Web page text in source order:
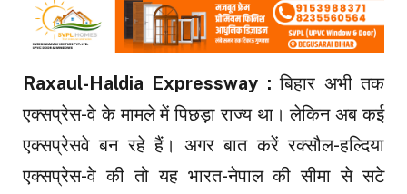
Raxaul-Haldia Expressway :बिहार अभी तक
एक्सप्रेस-वे के मामले में पिछड़ा राज्य था। लेकिन अब कई
एक्सप्रेसवे बन रहे हैं। अगर बात करें रक्सौल-हल्दिया
एक्सप्रेस-वे की तो यह भारत-नेपाल की सीमा से सटे